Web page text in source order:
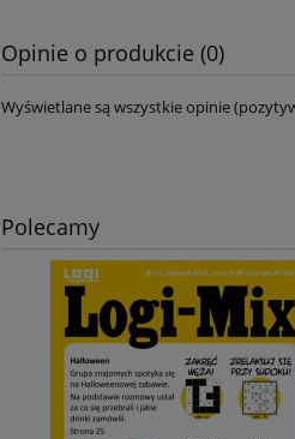
Opinie o produkcie (0)
Wyświetlane są wszystkie opinie
Polecamy